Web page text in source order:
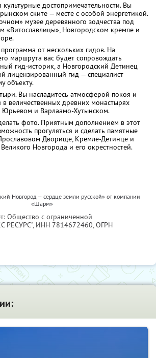
культурные достопримечательности. Вы
ските — месте с особой энергетикой.
музее деревянного зодчества под
«Витославлицы», Новгородском кремле и
от нескольких гидов. На
маршрута вас будет сопровождать
гид-историк, а Новгородский Детинец
лицензированный гид — специалист
объекту.
Вы насладитесь атмосферой покоя и
величественных древних монастырях
Юрьевом и Варлаамо-Хутынском.
фото. Приятным дополнением в этот
прогуляться и сделать памятные
Дворище, Кремле-Детинце и
Новгорода и его окрестностей.
Новгород — сердце земли русской» от компании
«Шарм»
Общество с ограниченной
РЕСУРС", ИНН 7814672460, ОГРН